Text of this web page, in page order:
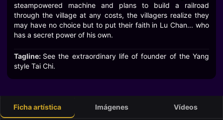
steampowered machine and plans to build a railroad
through the village at any costs, the villagers realize they
may have no choice but to put their faith in Lu Chan... who
has a secret power of his own.
Tagline: See the extraordinary life of founder of the Yang
style Tai Chi.
Ficha artística Imágenes Vídeos